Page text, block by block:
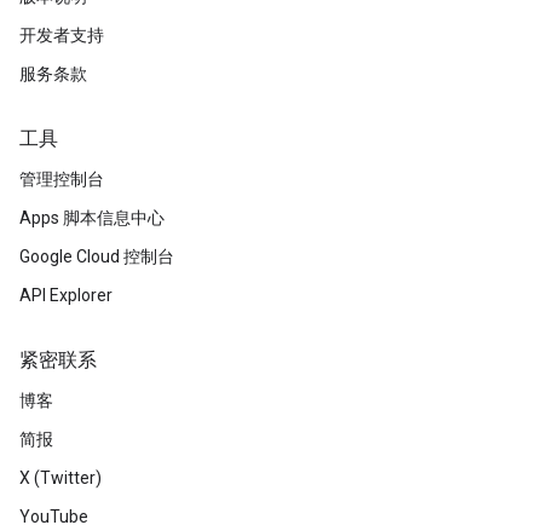
开发者支持
服务条款
工具
管理控制台
Apps 脚本信息中心
Google Cloud 控制台
API Explorer
紧密联系
博客
简报
X (Twitter)
YouTube